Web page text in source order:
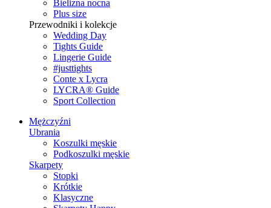
Bielizna nocna
Plus size
Przewodniki i kolekcje
Wedding Day
Tights Guide
Lingerie Guide
#justtights
Conte x Lycra
LYCRA® Guide
Sport Сollection
Mężczyźni
Ubrania
Koszulki męskie
Podkoszulki męskie
Skarpety
Stopki
Krótkie
Klasyczne